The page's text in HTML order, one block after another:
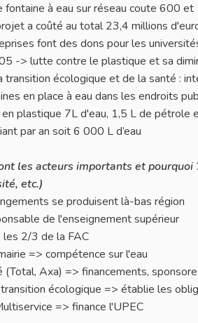
fontaine à eau sur réseau coute 600
a coûté au total 23,4 millions
font des dons pour les
-> lutte contre le plastique et sa
transition écologique et de la santé :
en place à eau dans les endroits
plastique 7L d'eau, 1,5 L de pétrole
par an soit 6 000 L d’eau
les acteurs importants et
etc.)
se produisent là-bas région
de l'enseignement supérieur
2/3 de la FAC
=> compétence sur l'eau
(Total, Axa) => financements,
écologique => établie les
=> finance l'UPEC